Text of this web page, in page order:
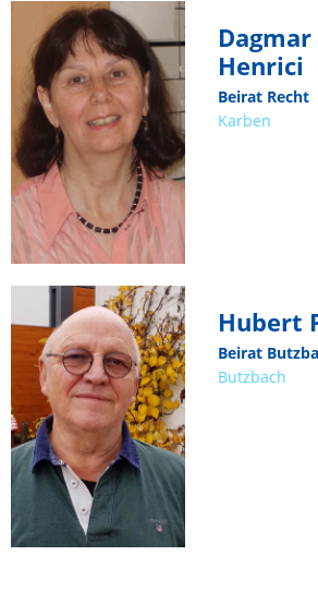
Dagmar
Henrici
Beirat Recht
Karben
Hubert
Beirat
Butzbach